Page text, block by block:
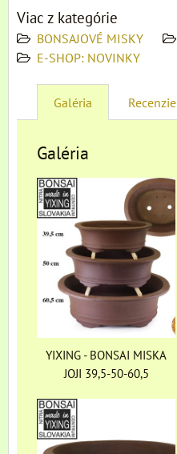
Viac z kategórie
BONSAJOVÉ MISKY
E-SHOP: NOVINKY
Galéria Recenzie
Galéria
YIXING - BONSAI MISKA
JOJI 39,5-50-60,5